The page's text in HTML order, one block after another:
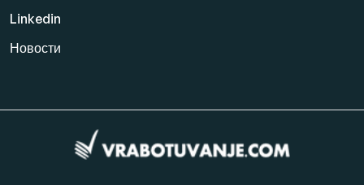
Linkedin
Новости